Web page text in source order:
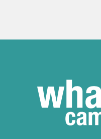
Web kamera